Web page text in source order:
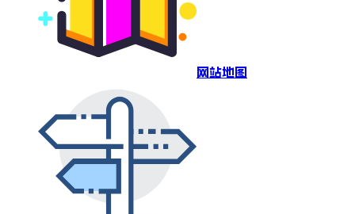
网站地图